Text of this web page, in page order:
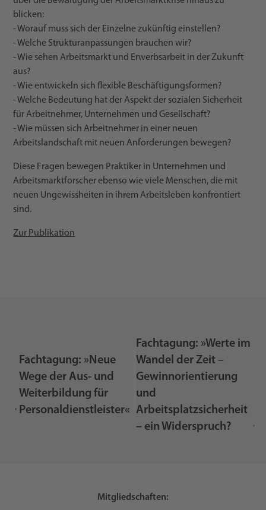
blicken:
- Worauf muss sich der Einzelne zukünftig einstellen?
- Welche Strukturanpassungen brauchen wir?
- Wie sehen Arbeitsmarkt und Erwerbsarbeit in der Zukunft
aus?
- Wie entwickeln sich flexible Beschäftigungsformen?
- Welche Bedeutung hat der Aspekt der sozialen Sicherheit
für Arbeitnehmer, Unternehmen und Gesellschaft?
- Wie müssen sich Arbeitnehmer in einer neuen
Arbeitslandschaft mit neuen Anforderungen bewegen?
Diese Fragen bewegen Praktiker in Unternehmen und
Arbeitsmarktforscher ebenso wie viele Menschen, die mit
neuen Ungewissheiten in ihrem Arbeitsleben konfrontiert
sind.
Zur Publikation
Fachtagung: »Neue
Wege der Aus- und
Weiterbildung für
Personaldienstleister«
Fachtagung: »Werte im
Wandel der Zeit –
Gewinnorientierung
und
Arbeitsplatzsicherheit
– ein Widerspruch?
Mitgliedschaften: